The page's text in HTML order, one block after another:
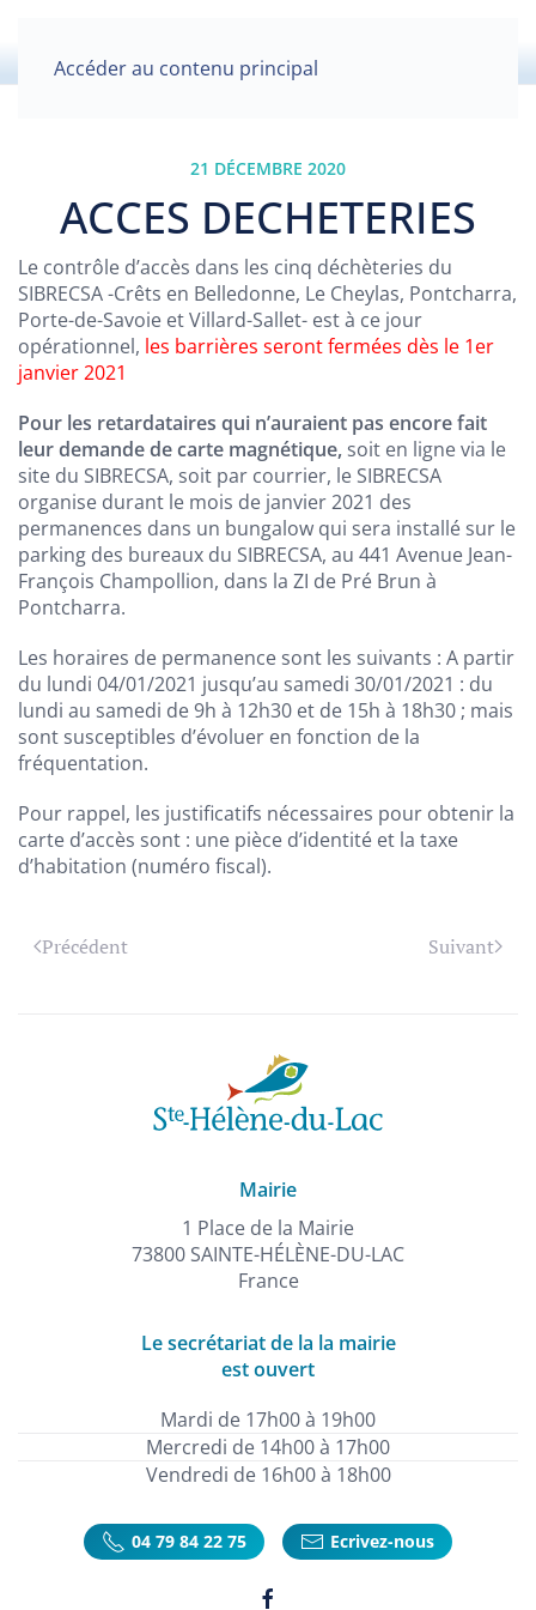
Accéder au contenu principal
21 DÉCEMBRE 2020
ACCES DECHETERIES
Le contrôle d’accès dans les cinq déchèteries du
SIBRECSA -Crêts en Belledonne, Le Cheylas, Pontcharra,
Porte-de-Savoie et Villard-Sallet- est à ce jour
opérationnel, les barrières seront fermées dès le 1er
janvier 2021
Pour les retardataires qui n’auraient pas encore fait
leur demande de carte magnétique, soit en ligne via le
site du SIBRECSA, soit par courrier, le SIBRECSA
organise durant le mois de janvier 2021 des
permanences dans un bungalow qui sera installé sur le
parking des bureaux du SIBRECSA, au 441 Avenue Jean-
François Champollion, dans la ZI de Pré Brun à
Pontcharra.
Les horaires de permanence sont les suivants : A partir
du lundi 04/01/2021 jusqu’au samedi 30/01/2021 : du
lundi au samedi de 9h à 12h30 et de 15h à 18h30 ; mais
sont susceptibles d’évoluer en fonction de la
fréquentation.
Pour rappel, les justificatifs nécessaires pour obtenir la
carte d’accès sont : une pièce d’identité et la taxe
d’habitation (numéro fiscal).
Précédent Suivant
Mairie
1 Place de la Mairie
73800 SAINTE-HÉLÈNE-DU-LAC
France
Le secrétariat de la la mairie
est ouvert
Mardi de 17h00 à 19h00
Mercredi de 14h00 à 17h00
Vendredi de 16h00 à 18h00
04 79 84 22 75 Ecrivez-nous